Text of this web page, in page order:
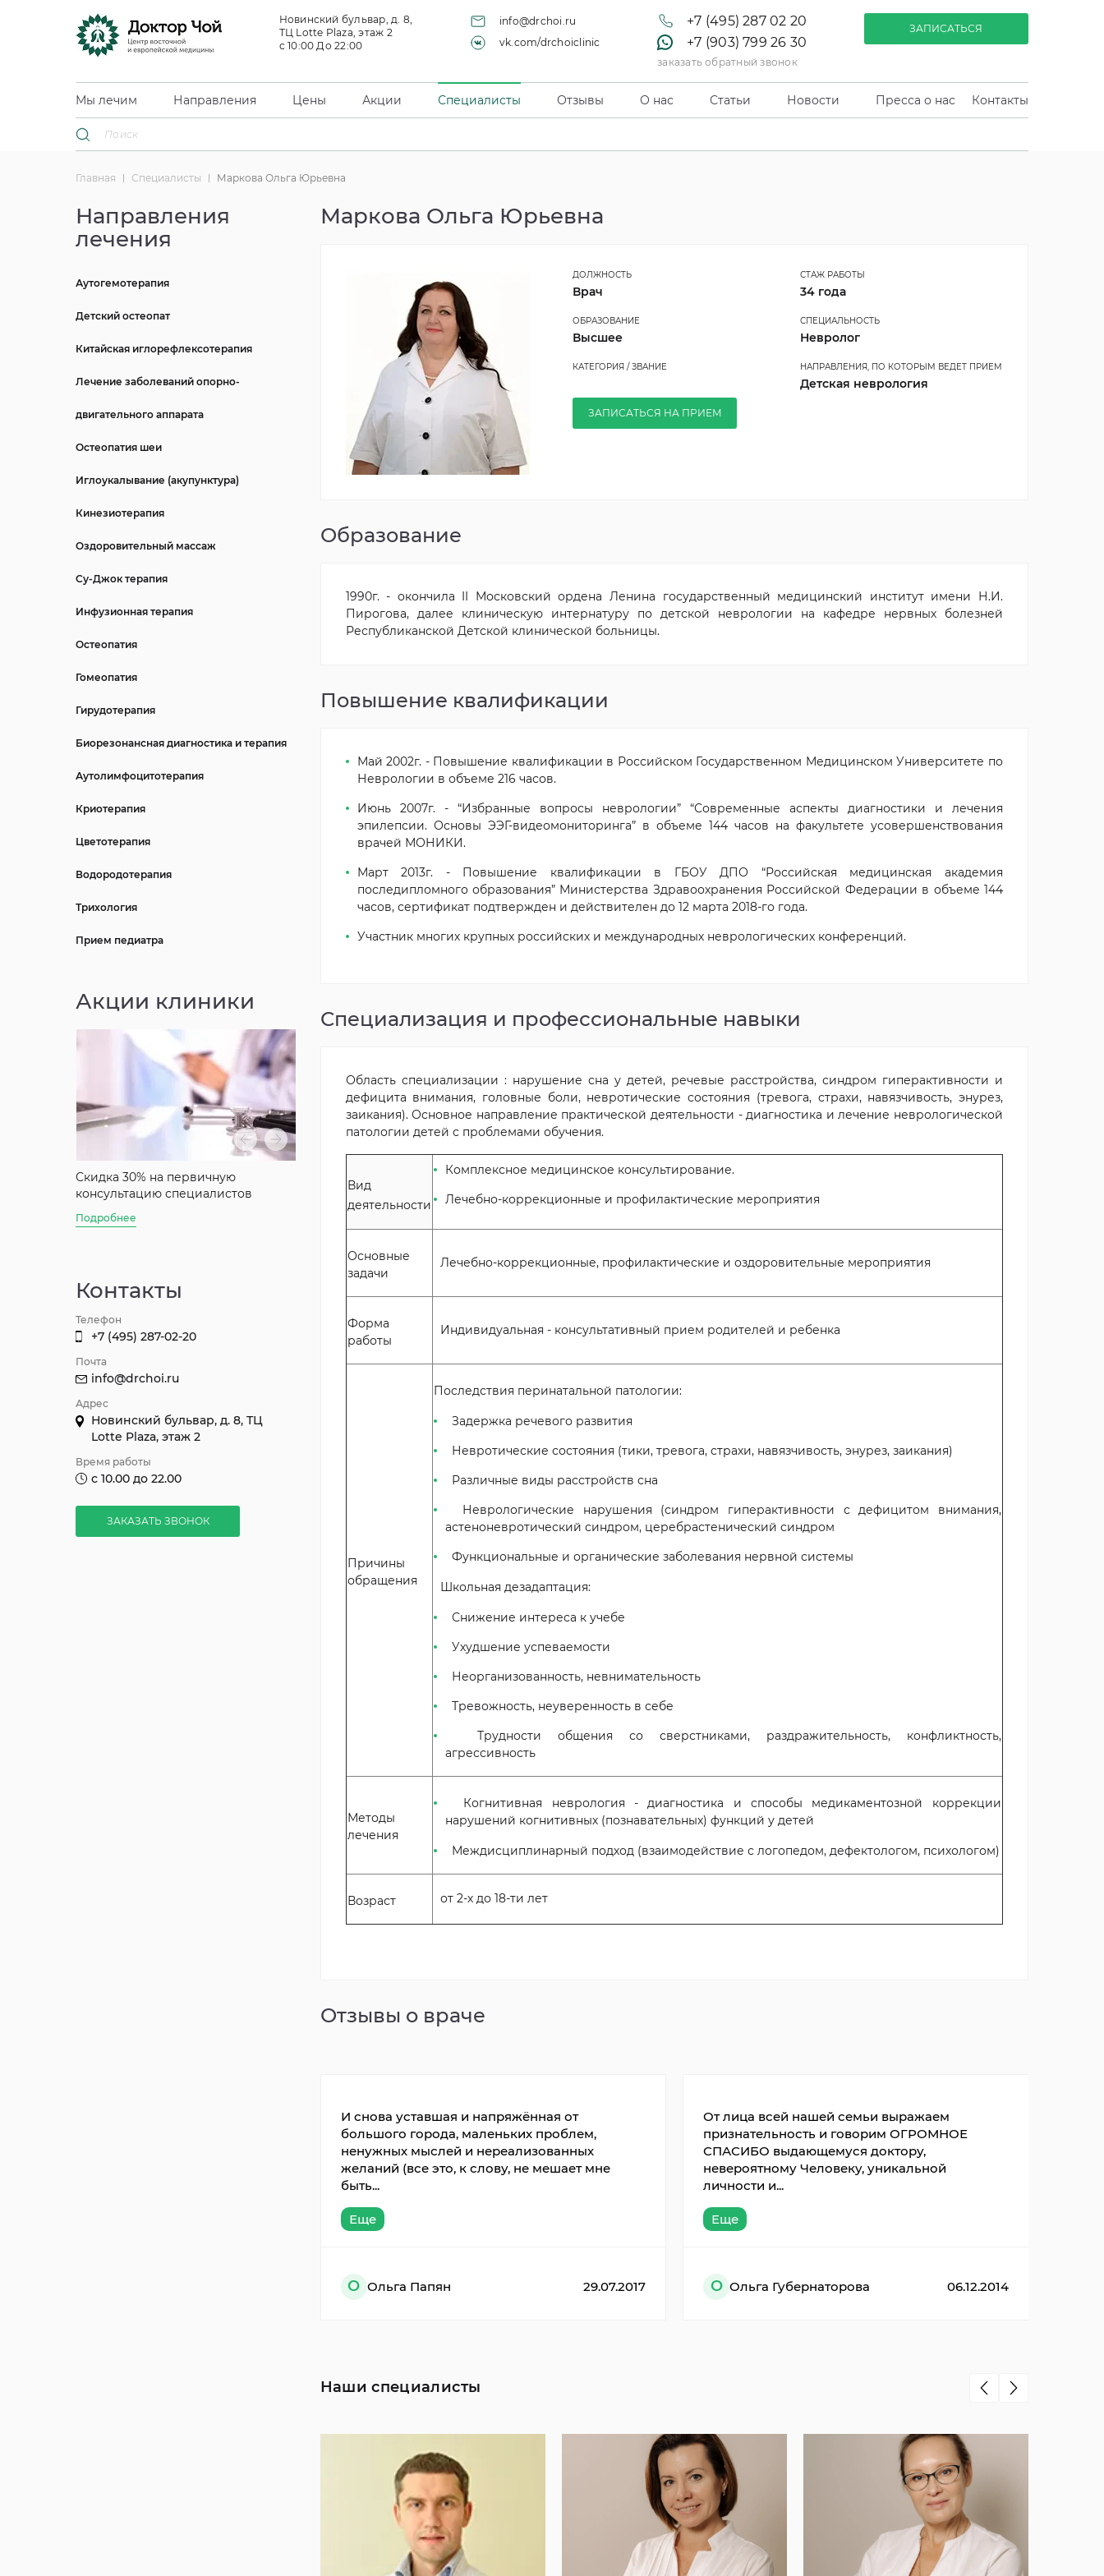
Новинский бульвар, д. 8,
ТЦ Lotte Plaza, этаж 2
с 10:00 До 22:00
info@drchoi.ru
vk.com/drchoiclinic
+7 (495) 287 02 20
+7 (903) 799 26 30
заказать обратный звонок
ЗАПИСАТЬСЯ
Мы лечим Направления Цены Акции Специалисты Отзывы О нас Статьи Новости Пресса о нас Контакты
Главная Специалисты Маркова Ольга Юрьевна
Направления
лечения
Аутогемотерапия
Детский остеопат
Китайская иглорефлексотерапия
Лечение заболеваний опорно-
двигательного аппарата
Остеопатия шеи
Иглоукалывание (акупунктура)
Кинезиотерапия
Оздоровительный массаж
Су-Джок терапия
Инфузионная терапия
Остеопатия
Гомеопатия
Гирудотерапия
Биорезонансная диагностика и терапия
Аутолимфоцитотерапия
Криотерапия
Цветотерапия
Водородотерапия
Трихология
Прием педиатра
Акции клиники
Скидка 30% на первичную
консультацию специалистов
Подробнее
Скидка 50% на первичную
консультацию доктора Чой Ен
Скидка до 10% на курс капельниц
Подробнее Подробнее
Контакты
Телефон
+7 (495) 287-02-20
Почта
info@drchoi.ru
Адрес
Новинский бульвар, д. 8, ТЦ
Lotte Plaza, этаж 2
Время работы
с 10.00 до 22.00
ЗАКАЗАТЬ ЗВОНОК
Маркова Ольга Юрьевна
ДОЛЖНОСТЬ
Врач
ОБРАЗОВАНИЕ
Высшее
КАТЕГОРИЯ / ЗВАНИЕ
ЗАПИСАТЬСЯ НА ПРИЕМ
СТАЖ РАБОТЫ
34 года
СПЕЦИАЛЬНОСТЬ
Невролог
НАПРАВЛЕНИЯ, ПО КОТОРЫМ ВЕДЕТ ПРИЕМ
Детская неврология
Образование
1990г. - окончила II Московский ордена Ленина государственный медицинский институт имени Н.И.
Пирогова, далее клиническую интернатуру по детской неврологии на кафедре нервных болезней
Республиканской Детской клинической больницы.
Повышение квалификации
Май 2002г. - Повышение квалификации в Российском Государственном Медицинском Университете по
Неврологии в объеме 216 часов.
Июнь 2007г. - “Избранные вопросы неврологии” “Современные аспекты диагностики и лечения
эпилепсии. Основы ЭЭГ-видеомониторинга” в объеме 144 часов на факультете усовершенствования
врачей МОНИКИ.
Март 2013г. - Повышение квалификации в ГБОУ ДПО “Российская медицинская академия
последипломного образования” Министерства Здравоохранения Российской Федерации в объеме 144
часов, сертификат подтвержден и действителен до 12 марта 2018-го года.
Участник многих крупных российских и международных неврологических конференций.
Специализация и профессиональные навыки
Область специализации : нарушение сна у детей, речевые расстройства, синдром гиперактивности и
дефицита внимания, головные боли, невротические состояния (тревога, страхи, навязчивость, энурез,
заикания). Основное направление практической деятельности - диагностика и лечение неврологической
патологии детей с проблемами обучения.
Вид
деятельности
Комплексное медицинское консультирование.
Лечебно-коррекционные и профилактические мероприятия
Основные
задачи
Лечебно-коррекционные, профилактические и оздоровительные мероприятия
Форма
работы
Индивидуальная - консультативный прием родителей и ребенка
Причины
обращения
Последствия перинатальной патологии:
Задержка речевого развития
Невротические состояния (тики, тревога, страхи, навязчивость, энурез, заикания)
Различные виды расстройств сна
Неврологические нарушения (синдром гиперактивности с дефицитом внимания,
астеноневротический синдром, церебрастенический синдром
Функциональные и органические заболевания нервной системы
Школьная дезадаптация:
Снижение интереса к учебе
Ухудшение успеваемости
Неорганизованность, невнимательность
Тревожность, неуверенность в себе
Трудности общения со сверстниками, раздражительность, конфликтность,
агрессивность
Методы
лечения
Когнитивная неврология - диагностика и способы медикаментозной коррекции
нарушений когнитивных (познавательных) функций у детей
Междисциплинарный подход (взаимодействие с логопедом, дефектологом, психологом)
Возраст от 2-х до 18-ти лет
Отзывы о враче
И снова уставшая и напряжённая от
большого города, маленьких проблем,
ненужных мыслей и нереализованных
желаний (все это, к слову, не мешает мне
быть...
Еще
О Ольга Папян 29.07.2017
От лица всей нашей семьи выражаем
признательность и говорим ОГРОМНОЕ
СПАСИБО выдающемуся доктору,
невероятному Человеку, уникальной
личности и...
Еще
О Ольга Губернаторова 06.12.2014
Наши специалисты